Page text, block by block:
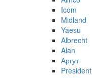
Icom
Midland
Yaesu
Albrecht
Alan
Аргут
President